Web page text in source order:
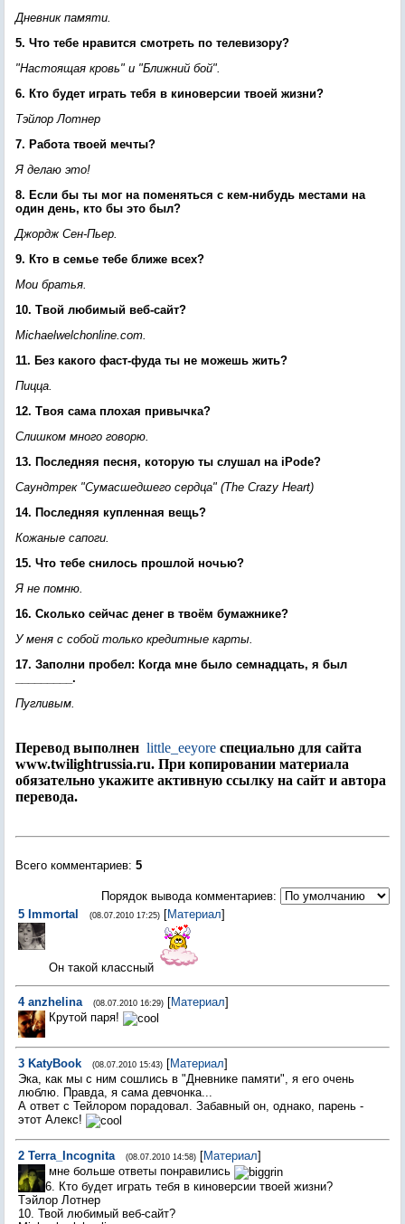
Дневник памяти.
5. Что тебе нравится смотреть по телевизору?
"Настоящая кровь" и "Ближний бой".
6. Кто будет играть тебя в киноверсии твоей жизни?
Тэйлор Лотнер
7. Работа твоей мечты?
Я делаю это!
8. Если бы ты мог на поменяться с кем-нибудь местами на
один день, кто бы это был?
Джордж Сен-Пьер.
9. Кто в семье тебе ближе всех?
Мои братья.
10. Твой любимый веб-сайт?
Michaelwelchonline.com.
11. Без какого фаст-фуда ты не можешь жить?
Пицца.
12. Твоя сама плохая привычка?
Слишком много говорю.
13. Последняя песня, которую ты слушал на iPodе?
Саундтрек "Сумасшедшего сердца" (The Crazy Heart)
14. Последняя купленная вещь?
Кожаные сапоги.
15. Что тебе снилось прошлой ночью?
Я не помню.
16. Сколько сейчас денег в твоём бумажнике?
У меня с собой только кредитные карты.
17. Заполни пробел: Когда мне было семнадцать, я был
_________.
Пугливым.
Перевод выполнен little_eeyore специально для сайта
www.twilightrussia.ru. При копировании материала
обязательно укажите активную ссылку на сайт и автора
перевода.
Всего комментариев: 5
Порядок вывода комментариев:
5 Immortal (08.07.2010 17:25) [Материал]
Он такой классный
4 anzhelina (08.07.2010 16:29) [Материал]
Крутой паря!
3 KatyBook (08.07.2010 15:43) [Материал]
Эка, как мы с ним сошлись в "Дневнике памяти", я его очень
люблю. Правда, я сама девчонка...
А ответ с Тейлором порадовал. Забавный он, однако, парень -
этот Алекс!
2 Terra_Incognita (08.07.2010 14:58) [Материал]
мне больше ответы понравились
6. Кто будет играть тебя в киноверсии твоей жизни?
Тэйлор Лотнер
10. Твой любимый веб-сайт?